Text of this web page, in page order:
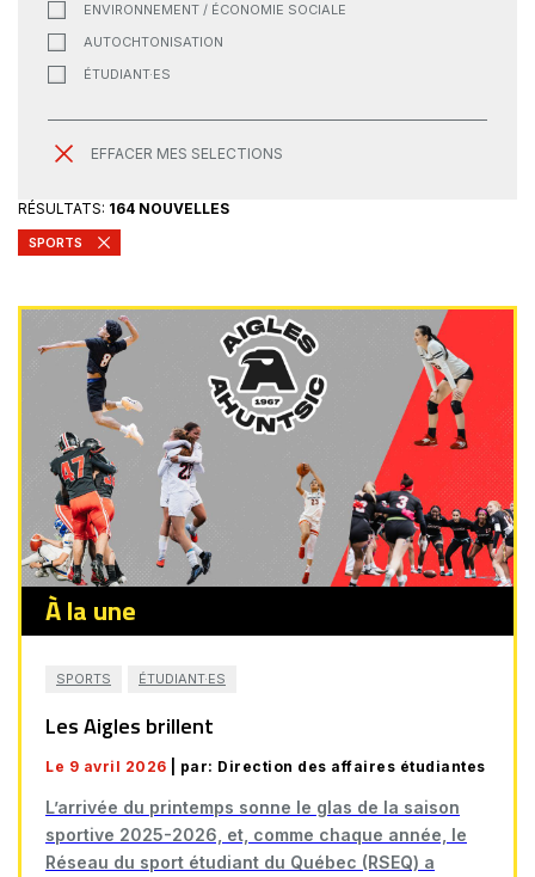
ENVIRONNEMENT / ÉCONOMIE SOCIALE
AUTOCHTONISATION
ÉTUDIANT·ES
EFFACER MES SELECTIONS
RÉSULTATS: 164 NOUVELLES
SPORTS
À la une
SPORTS ÉTUDIANT·ES
Les Aigles brillent
Le 9 avril 2026 | par: Direction des affaires étudiantes
L’arrivée du printemps sonne le glas de la saison
sportive 2025-2026, et, comme chaque année, le
Réseau du sport étudiant du Québec (RSEQ) a